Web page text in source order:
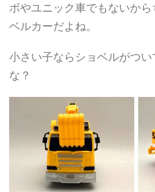
ボやユニック車でもないか
ベルカーだよね。
小さい子ならショベルがつ
な？